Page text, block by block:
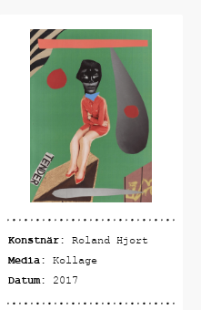
Konstnär: Roland Hjort
Media: Kollage
Datum: 2017